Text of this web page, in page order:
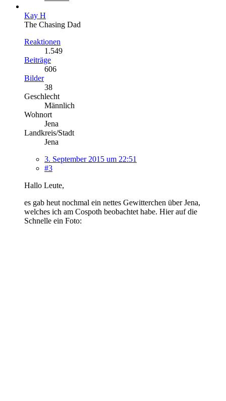
Kay H
The Chasing Dad
Reaktionen
1.549
Beiträge
606
Bilder
38
Geschlecht
Männlich
Wohnort
Jena
Landkreis/Stadt
Jena
3. September 2015 um 22:51
#3
Hallo Leute,
es gab heut nochmal ein nettes Gewitterchen über Jena,
welches ich am Cospoth beobachtet habe. Hier auf die
Schnelle ein Foto: